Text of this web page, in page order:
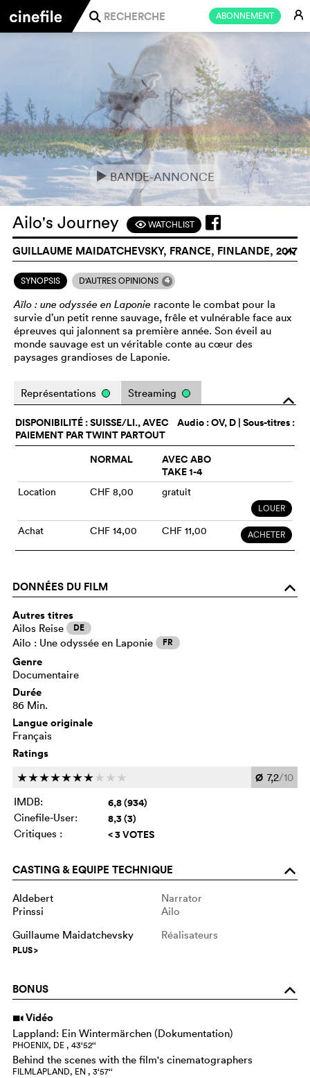
ABONNEMENT E
j
eBANDE-ANNONCE
Ailo's Journey FWATCHLIST
GUILLAUME MAIDATCHEVSKY, FRANCE, FINLANDE, 2017
o
SYNOPSIS D'AUTRES OPINIONS 4
Aïlo : une odyssée en Laponie raconte le combat pour la
survie d’un petit renne sauvage, frêle et vulnérable face aux
épreuves qui jalonnent sa première année. Son éveil au
monde sauvage est un véritable conte au cœur des
paysages grandioses de Laponie.
o
Représentations Streaming
Audio :OV, D | Sous-titres :
DISPONIBILITÉ : SUISSE/LI., AVEC
PAIEMENT PAR TWINT PARTOUT
NORMAL
AVEC ABO
TAKE 1-4
Location CHF 8,00 gratuit
LOUER
Achat CHF 14,00 CHF 11,00 ACHETER
DONNÉES DU FILM o
Autres titres
Ailos Reise DE
Ailo : Une odyssée en Laponie FR
Genre
Documentaire
Durée
86 Min.
Langue originale
Français
Ratings
ccccccc c c c Ø 7,2/10
IMDB:
6,8 (934)
Cinefile-User: 8,3 (3)
Critiques : < 3 VOTES
CASTING & EQUIPE TECHNIQUE o
Aldebert
Narrator
Prinssi
Ailo
Guillaume Maidatchevsky
Réalisateurs
PLUS>
BONUS o
i Vidéo
Lappland: Ein Wintermärchen (Dokumentation)
PHOENIX, DE , 43‘52‘‘
Behind the scenes with the film's cinematographers
FILMLAPLAND, EN , 3‘57‘‘